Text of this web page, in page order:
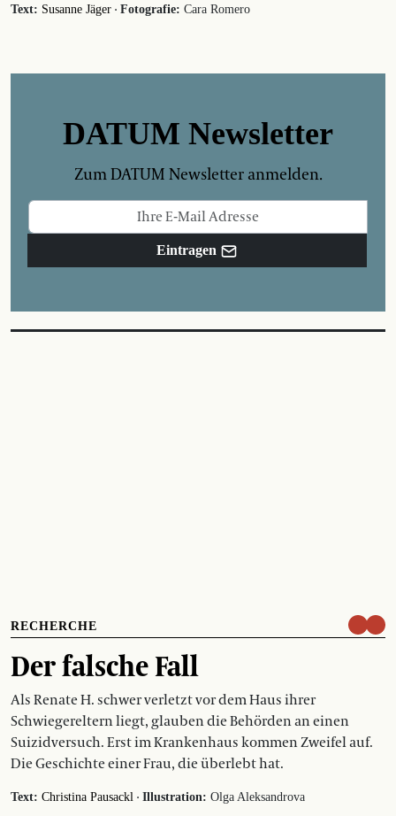
Text: Susanne Jäger · Fotografie: Cara Romero
DATUM Newsletter
Zum DATUM Newsletter anmelden.
Eintragen
RECHERCHE
Der falsche Fall
Als Renate H. schwer verletzt vor dem Haus ihrer
Schwiegereltern liegt, glauben die Behörden an einen
Suizidversuch. Erst im Krankenhaus kommen Zweifel auf.
Die Geschichte einer Frau, die überlebt hat.
Text: Christina Pausackl · Illustration: Olga Aleksandrova